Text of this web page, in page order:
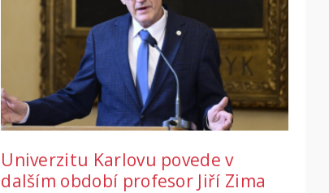
Univerzitu Karlovu povede v
dalším období profesor Jiří Zima